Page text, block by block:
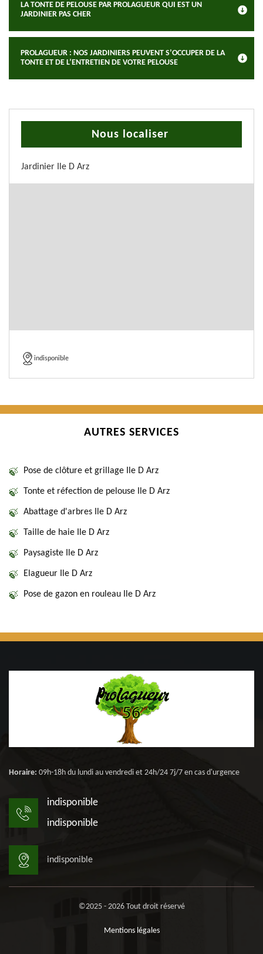
LA TONTE DE PELOUSE PAR PROLAGUEUR QUI EST UN
JARDINIER PAS CHER
PROLAGUEUR : NOS JARDINIERS PEUVENT S’OCCUPER DE LA
TONTE ET DE L’ENTRETIEN DE VOTRE PELOUSE
Nous localiser
Jardinier Ile D Arz
indisponible
AUTRES SERVICES
Pose de clôture et grillage Ile D Arz
Tonte et réfection de pelouse Ile D Arz
Abattage d'arbres Ile D Arz
Taille de haie Ile D Arz
Paysagiste Ile D Arz
Elagueur Ile D Arz
Pose de gazon en rouleau Ile D Arz
Horaire: 09h-18h du lundi au vendredi et 24h/24 7j/7 en cas d'urgence
indisponible
indisponible
indisponible
©2025 - 2026 Tout droit réservé
Mentions légales